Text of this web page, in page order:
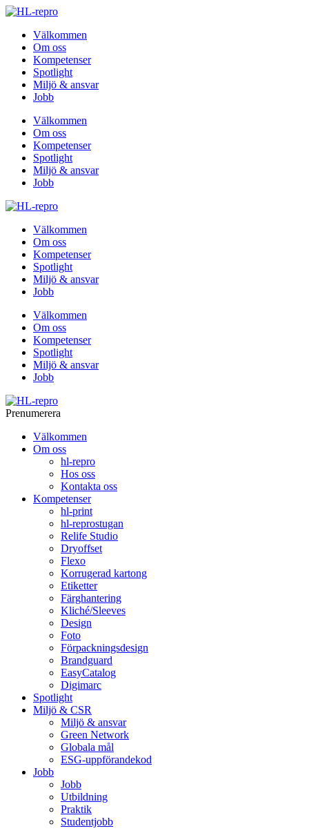
Välkommen
Om oss
Kompetenser
Spotlight
Miljö & ansvar
Jobb
Välkommen
Om oss
Kompetenser
Spotlight
Miljö & ansvar
Jobb
Välkommen
Om oss
Kompetenser
Spotlight
Miljö & ansvar
Jobb
Välkommen
Om oss
Kompetenser
Spotlight
Miljö & ansvar
Jobb
Prenumerera
Välkommen
Om oss
hl-repro
Hos oss
Kontakta oss
Kompetenser
hl-print
hl-reprostugan
Relife Studio
Dryoffset
Flexo
Korrugerad kartong
Etiketter
Färghantering
Kliché/Sleeves
Design
Foto
Förpackningsdesign
Brandguard
EasyCatalog
Digimarc
Spotlight
Miljö & CSR
Miljö & ansvar
Green Network
Globala mål
ESG-uppförandekod
Jobb
Jobb
Utbildning
Praktik
Studentjobb